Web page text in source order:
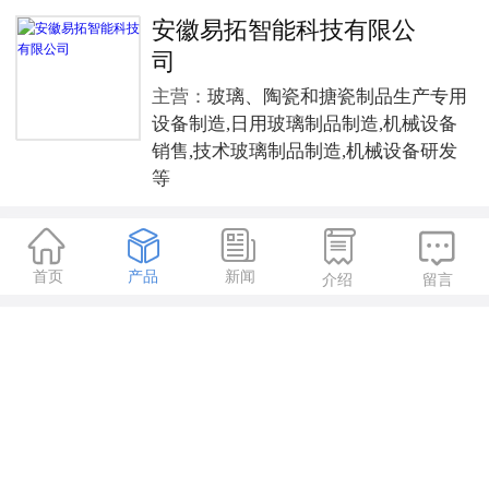
安徽易拓智能科技有限公
司
主营： 玻璃、陶瓷和搪瓷制品生产专用
设备制造,日用玻璃制品制造,机械设备
销售,技术玻璃制品制造,机械设备研发
等

首页

产品

新闻

介绍

留言